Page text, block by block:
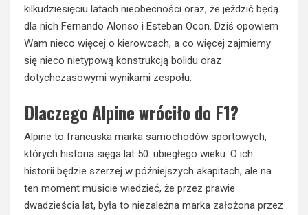
kilkudziesięciu latach nieobecności oraz, że jeździć będą
dla nich Fernando Alonso i Esteban Ocon. Dziś opowiem
Wam nieco więcej o kierowcach, a co więcej zajmiemy
się nieco nietypową konstrukcją bolidu oraz
dotychczasowymi wynikami zespołu.
Dlaczego Alpine wróciło do F1?
Alpine to francuska marka samochodów sportowych,
których historia sięga lat 50. ubiegłego wieku. O ich
historii będzie szerzej w późniejszych akapitach, ale na
ten moment musicie wiedzieć, że przez prawie
dwadzieścia lat, była to niezależna marka założona przez